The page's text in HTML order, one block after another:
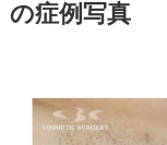
の症例写真